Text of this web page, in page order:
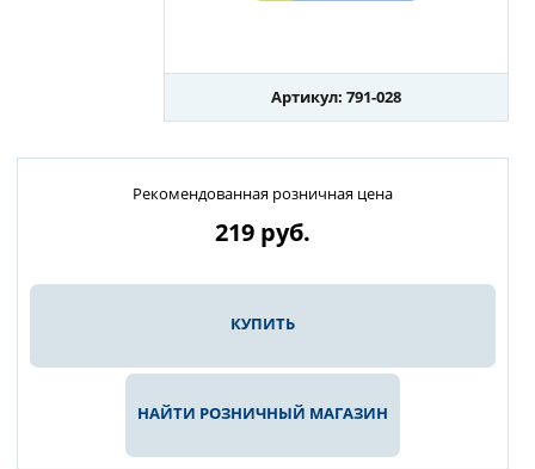
Артикул: 791-028
Рекомендованная розничная цена
219 руб.
КУПИТЬ
НАЙТИ РОЗНИЧНЫЙ МАГАЗИН